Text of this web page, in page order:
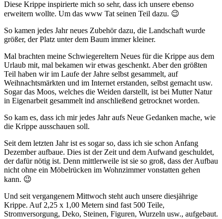
Diese Krippe inspirierte mich so sehr, dass ich unsere ebenso
erweitern wollte. Um das www Tat seinen Teil dazu. 😉
So kamen jedes Jahr neues Zubehör dazu, die Landschaft wurde
größer, der Platz unter dem Baum immer kleiner.
Mal brachten meine Schwiegereltern Neues für die Krippe aus dem
Urlaub mit, mal bekamen wir etwas geschenkt. Aber den größten
Teil haben wir im Laufe der Jahre selbst gesammelt, auf
Weihnachtsmärkten und im Internet erstanden, selbst gemacht usw.
Sogar das Moos, welches die Weiden darstellt, ist bei Mutter Natur
in Eigenarbeit gesammelt ind anschließend getrocknet worden.
So kam es, dass ich mir jedes Jahr aufs Neue Gedanken mache, wie
die Krippe ausschauen soll.
Seit dem letzten Jahr ist es sogar so, dass ich sie schon Anfang
Dezember aufbaue. Dies ist der Zeit und dem Aufwand geschuldet,
der dafür nötig ist. Denn mittlerweile ist sie so groß, dass der Aufbau
nicht ohne ein Möbelrücken im Wohnzimmer vonstatten gehen
kann. 😉
Und seit vergangenem Mittwoch steht auch unsere diesjährige
Krippe. Auf 2,25 x 1,00 Metern sind fast 500 Teile,
Stromversorgung, Deko, Steinen, Figuren, Wurzeln usw., aufgebaut.